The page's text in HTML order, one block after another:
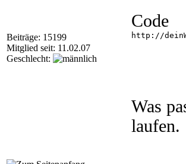
Beiträge: 15199
Mitglied seit: 11.02.07
Geschlecht:
Code
http://
Was
laufen.